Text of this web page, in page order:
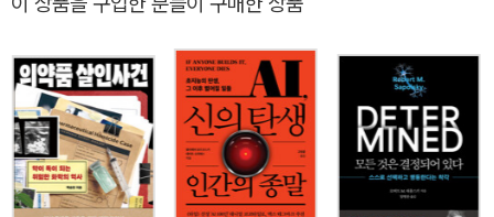
핵심 주제는 ‘의식’이 아니라 ‘무의식’이다. 우리는 스스로 생각하고
선택한다고 믿지만, 우리의 지각, 기억, 감정, 행동에는 뇌의 무의식
회로가 깊이 관여하고 있다. 『무의식의 뇌과학』은 무의식을 단순한
본능이나 숨겨진 충동, 억눌린 욕망이라고 말하지 않는다. 대신 세계
를 지각하고, 기억을 구성하며, 자아 정체성을 형성하는 총제적 인지
시스템이라고 설명한다. 이 책은 꿈, 습관, 환각, 다중인격, 외계인 납
치 체험까지 인간이 경험하는 기묘하고도 흥미로운 현상들을 통해 무